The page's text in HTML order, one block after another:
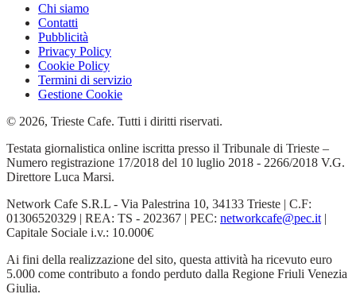
Chi siamo
Contatti
Pubblicità
Privacy Policy
Cookie Policy
Termini di servizio
Gestione Cookie
© 2026, Trieste Cafe. Tutti i diritti riservati.
Testata giornalistica online iscritta presso il Tribunale di Trieste –
Numero registrazione 17/2018 del 10 luglio 2018 - 2266/2018 V.G.
Direttore Luca Marsi.
Network Cafe S.R.L - Via Palestrina 10, 34133 Trieste | C.F:
01306520329 | REA: TS - 202367 | PEC: networkcafe@pec.it |
Capitale Sociale i.v.: 10.000€
Ai fini della realizzazione del sito, questa attività ha ricevuto euro
5.000 come contributo a fondo perduto dalla Regione Friuli Venezia
Giulia.